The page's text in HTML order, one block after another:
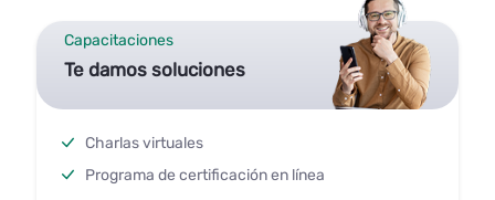
Capacitaciones
Te damos soluciones
Charlas virtuales
Programa de certificación en línea